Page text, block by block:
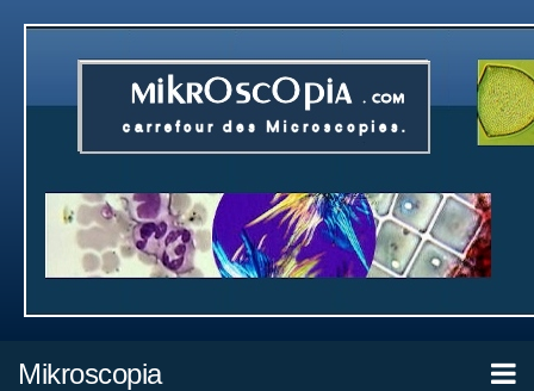
Mikroscopia